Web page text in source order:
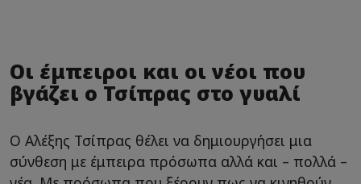
Οι έμπειροι και οι νέοι που
βγάζει ο Τσίπρας στο γυαλί
Ο Αλέξης Τσίπρας θέλει να δημιουργήσει μια
σύνθεση με έμπειρα πρόσωπα αλλά και – πολλά –